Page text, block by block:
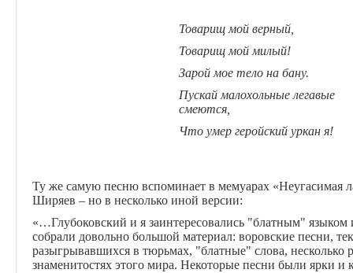
Товарищ мой верный,
Товарищ мой милый!
Зарой мое тело на бану.
Пускай малохольные легавые
смеются,
Что умер геройский уркан я!
Ту же самую песню вспоминает в мемуарах «Неугасимая
Ширяев – но в несколько иной версии:
«…Глубоковский и я заинтересовались "блатным"
собрали довольно большой материал: воровские песни,
разыгрывавшихся в тюрьмах, "блатные" слова, несколько
знаменитостях этого мира. Некоторые песни были ярки и